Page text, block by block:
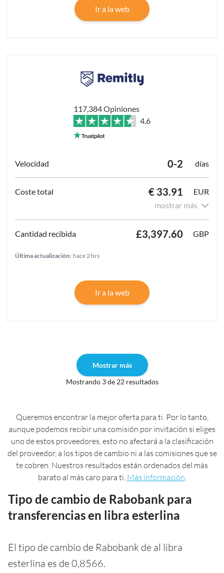
Ir a la web
117,384 Opiniones
4.6
0-2 días
€ 33.91
EUR
mostrar más
£3,397.60 GBP
Última actualización: hace 2 hrs
Ir a la web
Mostrar más
Mostrando 3 de 22 resultados
Queremos encontrar la mejor oferta para ti. Por lo tanto,
aunque podemos recibir una comisión por invitación si eliges
uno de estos proveedores, esto no afectará a la clasificación
del proveedor, a los tipos de cambio ni a las comisiones que se
te cobren. Nuestros resultados están ordenados del más
barato al más caro para ti. Más información
Tipo de cambio de Rabobank para
transferencias en libra esterlina
El tipo de cambio de Rabobank de al libra
esterlina es de 0,8566.